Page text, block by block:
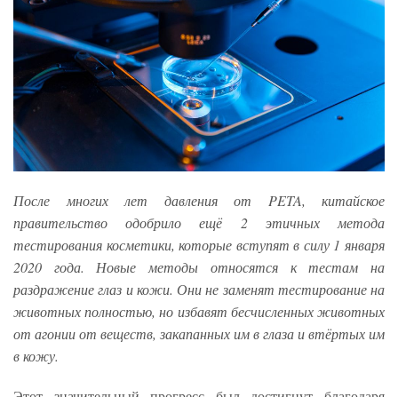
После многих лет давления от PETA, китайское
правительство одобрило ещё 2 этичных метода
тестирования косметики, которые вступят в силу 1 января
2020 года. Новые методы относятся к тестам на
раздражение глаз и кожи. Они не заменят тестирование на
животных полностью, но избавят бесчисленных животных
от агонии от веществ, закапанных им в глаза и втёртых им
в кожу.